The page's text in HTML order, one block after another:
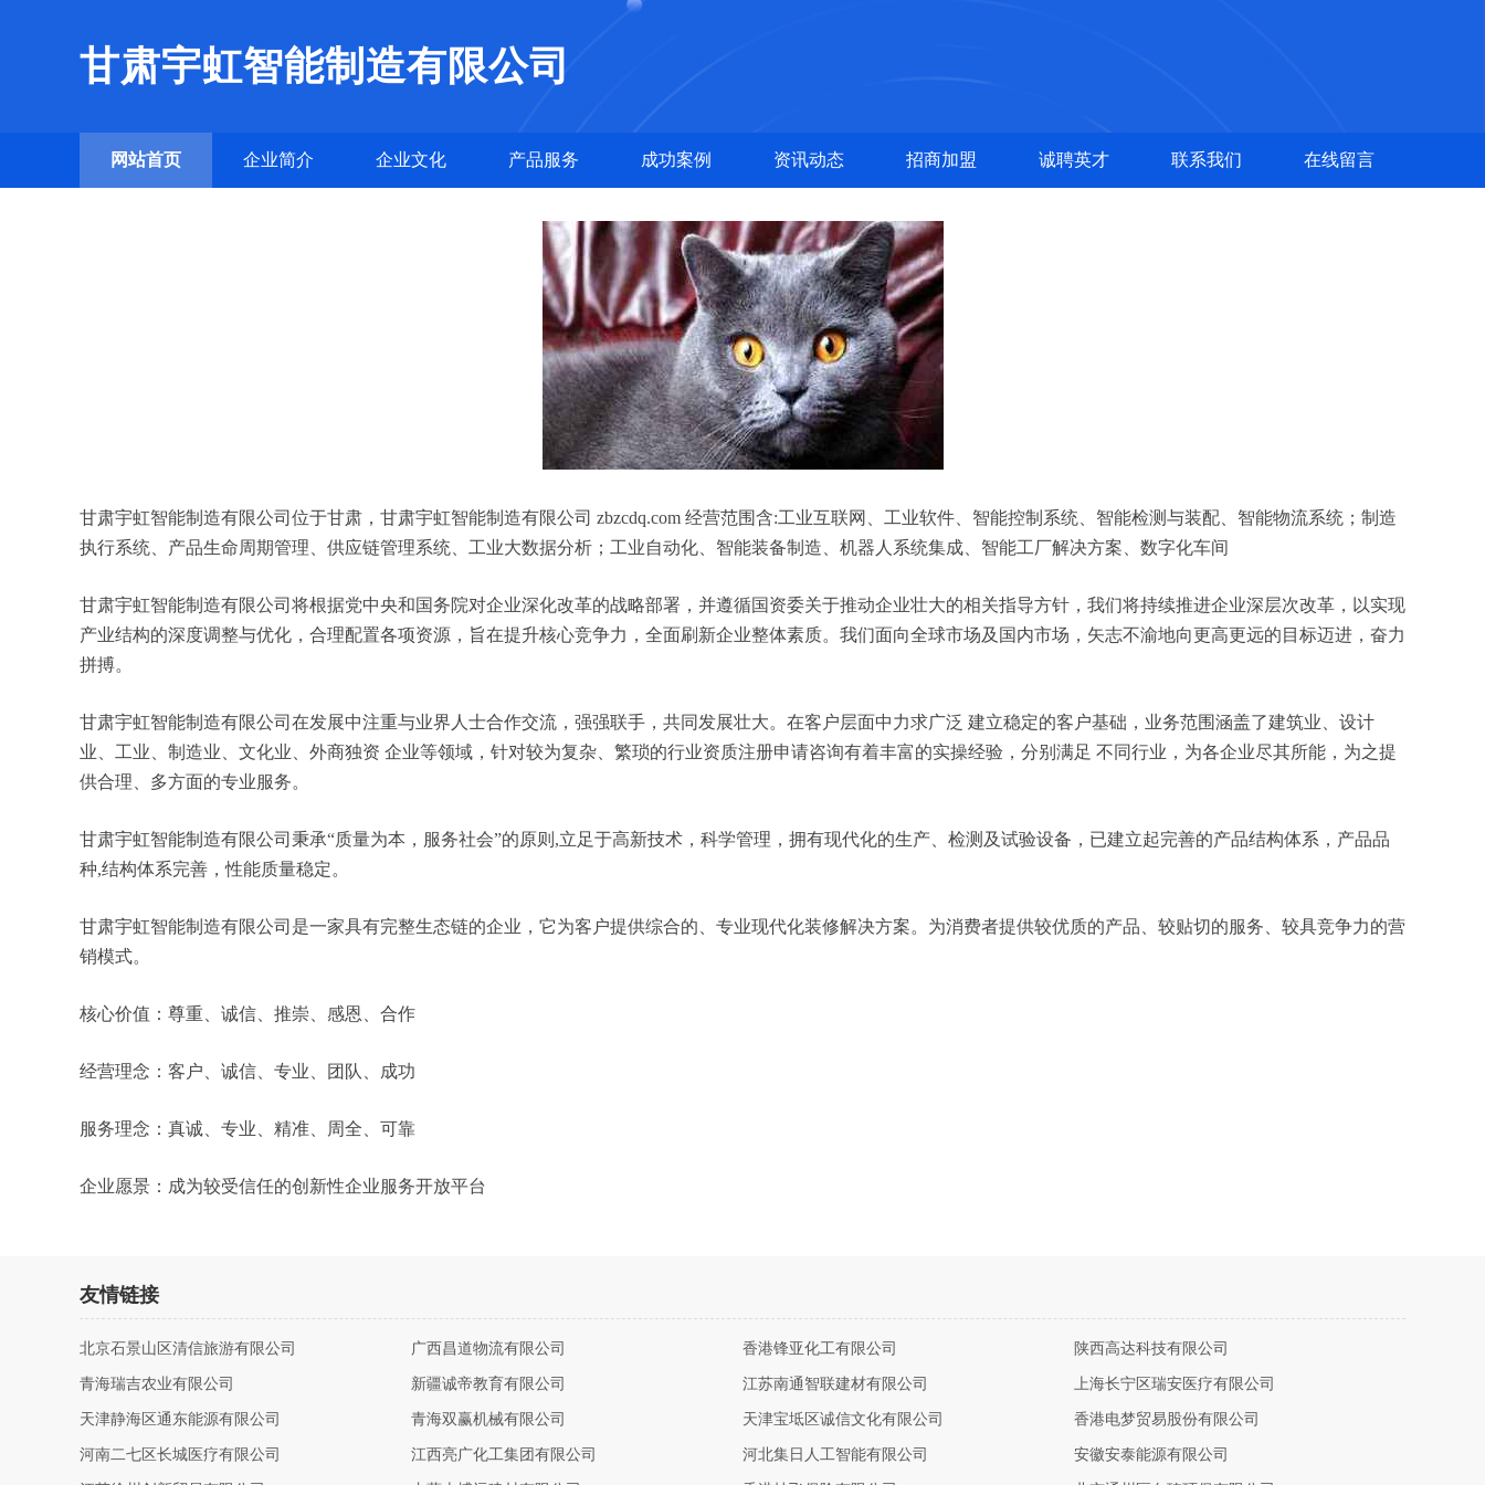
甘肃宇虹智能制造有限公司
网站首页 企业简介 企业文化 产品服务 成功案例 资讯动态 招商加盟 诚聘英才 联系我们 在线留言
甘肃宇虹智能制造有限公司位于甘肃，甘肃宇虹智能制造有限公司 zbzcdq.com 经营范围含:工业互联网、工业软件、智能控制系统、智能检测与装配、智能物流系统；制造
执行系统、产品生命周期管理、供应链管理系统、工业大数据分析；工业自动化、智能装备制造、机器人系统集成、智能工厂解决方案、数字化车间
甘肃宇虹智能制造有限公司将根据党中央和国务院对企业深化改革的战略部署，并遵循国资委关于推动企业壮大的相关指导方针，我们将持续推进企业深层次改革，以实现
产业结构的深度调整与优化，合理配置各项资源，旨在提升核心竞争力，全面刷新企业整体素质。我们面向全球市场及国内市场，矢志不渝地向更高更远的目标迈进，奋力
拼搏。
甘肃宇虹智能制造有限公司在发展中注重与业界人士合作交流，强强联手，共同发展壮大。在客户层面中力求广泛 建立稳定的客户基础，业务范围涵盖了建筑业、设计
业、工业、制造业、文化业、外商独资 企业等领域，针对较为复杂、繁琐的行业资质注册申请咨询有着丰富的实操经验，分别满足 不同行业，为各企业尽其所能，为之提
供合理、多方面的专业服务。
甘肃宇虹智能制造有限公司秉承“质量为本，服务社会”的原则,立足于高新技术，科学管理，拥有现代化的生产、检测及试验设备，已建立起完善的产品结构体系，产品品
种,结构体系完善，性能质量稳定。
甘肃宇虹智能制造有限公司是一家具有完整生态链的企业，它为客户提供综合的、专业现代化装修解决方案。为消费者提供较优质的产品、较贴切的服务、较具竞争力的营
销模式。
核心价值：尊重、诚信、推崇、感恩、合作
经营理念：客户、诚信、专业、团队、成功
服务理念：真诚、专业、精准、周全、可靠
企业愿景：成为较受信任的创新性企业服务开放平台
友情链接
北京石景山区清信旅游有限公司 广西昌道物流有限公司 香港锋亚化工有限公司 陕西高达科技有限公司
青海瑞吉农业有限公司 新疆诚帝教育有限公司 江苏南通智联建材有限公司 上海长宁区瑞安医疗有限公司
天津静海区通东能源有限公司 青海双赢机械有限公司 天津宝坻区诚信文化有限公司 香港电梦贸易股份有限公司
河南二七区长城医疗有限公司 江西亮广化工集团有限公司 河北集日人工智能有限公司 安徽安泰能源有限公司